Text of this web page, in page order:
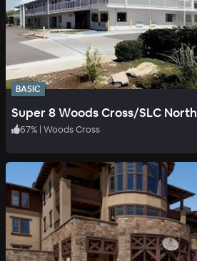
BASIC
Super 8 Woods Cross/SLC North
67% | Woods Cross